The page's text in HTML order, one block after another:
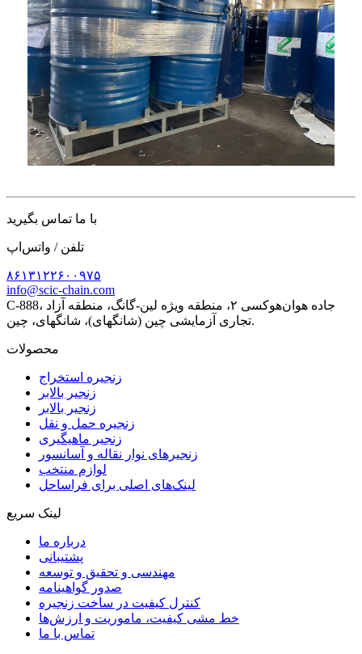
با ما تماس بگیرید
تلفن / واتس‌اپ
۸۶۱۳۱۲۲۶۰۰۹۷۵
info@scic-chain.com
C-888، جاده هوان‌هوکسی ۲، منطقه ویژه لین-گانگ، منطقه آزاد
تجاری آزمایشی چین (شانگهای)، شانگهای، چین.
محصولات
زنجیره استخراج
زنجیر بالابر
زنجیر بالابر
زنجیره حمل و نقل
زنجیر ماهیگیری
زنجیرهای نوار نقاله و آسانسور
لوازم منتخب
لینک‌های اصلی برای فراساحل
لینک سریع
درباره ما
پشتیبانی
مهندسی و تحقیق و توسعه
صدور گواهینامه
کنترل کیفیت در ساخت زنجیره
خط مشی کیفیت، ماموریت و ارزش‌ها
تماس با ما